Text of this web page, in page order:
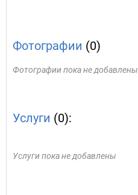
Фотографии (0)
Фотографии пока не добавлены
Услуги (0):
Услуги пока не добавлены